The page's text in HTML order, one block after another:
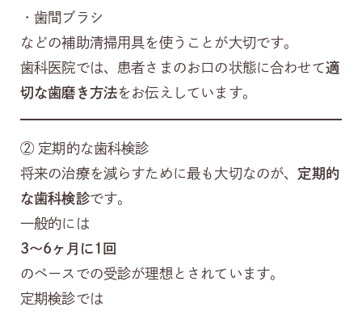
・歯間ブラシ
などの補助清掃用具を使うことが大切です。
歯科医院では、患者さまのお口の状態に合わせて適
切な歯磨き方法をお伝えしています。
② 定期的な歯科検診
将来の治療を減らすために最も大切なのが、 定期的
な歯科検診です。
一般的には
3〜6ヶ月に1回
のペースでの受診が理想とされています。
定期検診では